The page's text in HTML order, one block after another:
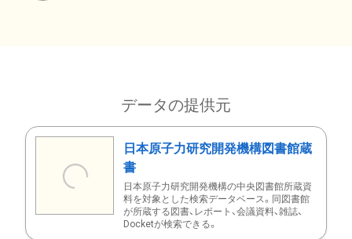
データの提供元
日本原子力研究開発機構図書館蔵
書
日本原子力研究開発機構の中央図書館所蔵資
料を対象とした検索データベース。同図書館
が所蔵する図書、レポート、会議資料、雑誌、
Docketが検索できる。